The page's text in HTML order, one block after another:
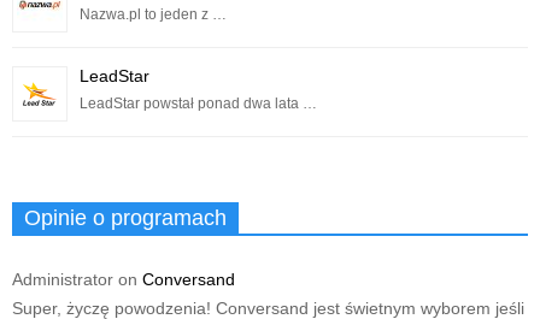
Nazwa.pl to jeden z …
LeadStar
LeadStar powstał ponad dwa lata …
Opinie o programach
Administrator on Conversand
Super, życzę powodzenia! Conversand jest świetnym wyborem jeśli